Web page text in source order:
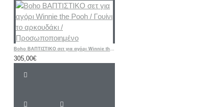
Boho ΒΑΠΤΙΣΤΙΚΟ σετ για αγόρι Winnie the Pooh / Γουίνι το αρκουδάκι / Προσωποποιημένο
305,00€